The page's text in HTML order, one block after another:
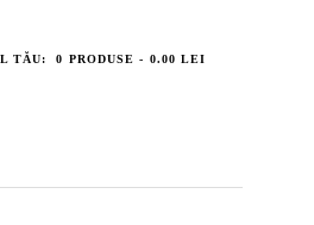
TĂU: 0 PRODUSE - 0.00 LEI